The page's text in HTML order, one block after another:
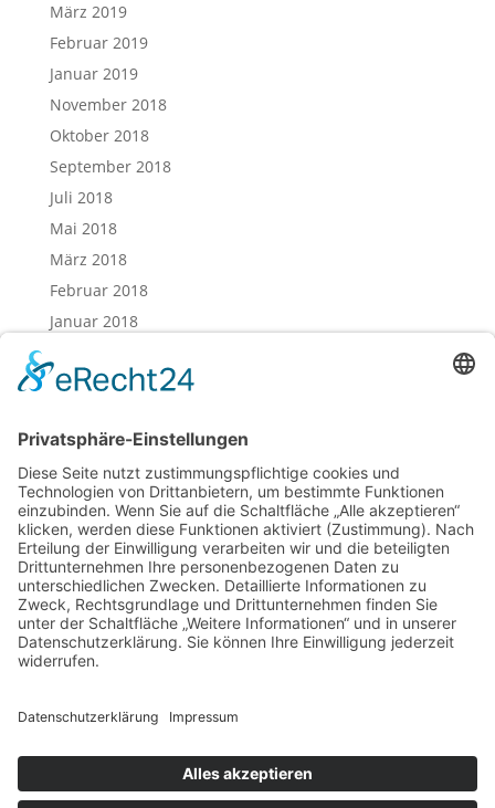
März 2019
Februar 2019
Januar 2019
November 2018
Oktober 2018
September 2018
Juli 2018
Mai 2018
März 2018
Februar 2018
Januar 2018
November 2017
August 2017
Juli 2017
Juni 2017
Mai 2017
April 2017
März 2017
Februar 2017
Cookie-Einstellungen
Sitemap
Förderer / Partner
Anfahrt